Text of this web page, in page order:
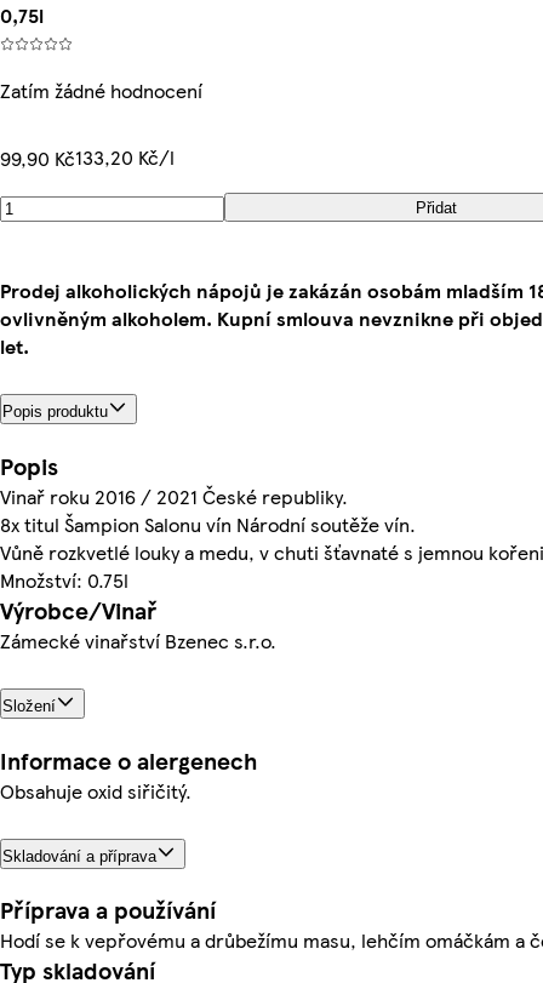
0,75l
Zatím žádné hodnocení
99,90 Kč133,20 Kč/l
Přidat
Prodej alkoholických nápojů je zakázán osobám mladším
ovlivněným alkoholem. Kupní smlouva nevznikne při
let.
Popis produktu
Popis
Vinař roku 2016 / 2021 České republiky.
8x titul Šampion Salonu vín Národní soutěže vín.
Vůně rozkvetlé louky a medu, v chuti šťavnaté s jemnou
Množství: 0.75l
Výrobce/Vinař
Zámecké vinařství Bzenec s.r.o.
Složení
Informace o alergenech
Obsahuje oxid siřičitý.
Skladování a příprava
Příprava a používání
Hodí se k vepřovému a drůbežímu masu, lehčím omáčkám a
Typ skladování